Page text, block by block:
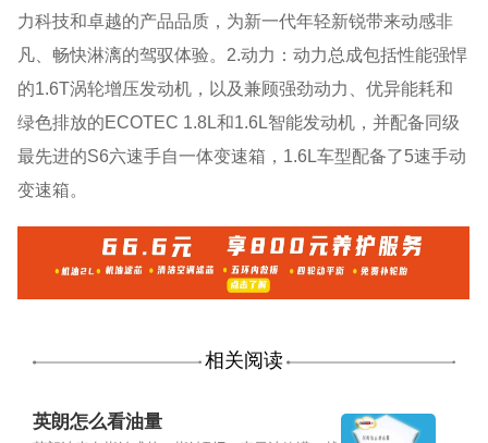
力科技和卓越的产品品质，为新一代年轻新锐带来动感非
凡、畅快淋漓的驾驭体验。2.动力：动力总成包括性能强悍
的1.6T涡轮增压发动机，以及兼顾强劲动力、优异能耗和
绿色排放的ECOTEC 1.8L和1.6L智能发动机，并配备同级
最先进的S6六速手自一体变速箱，1.6L车型配备了5速手动
变速箱。
相关阅读
英朗怎么看油量